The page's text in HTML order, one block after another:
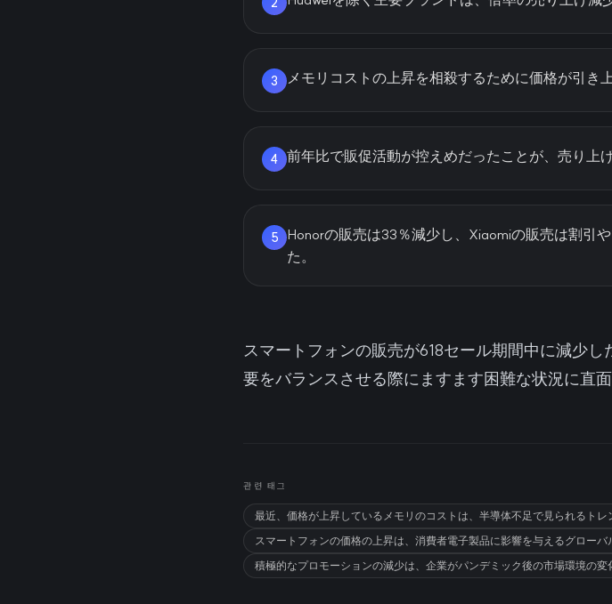
3 メモリコストの上昇を相殺するために価格が引き
4 前年比で販促活動が控えめだったことが、売り上
5
Honorの販売は33％減少し、Xiaomiの販売は割引
た。
スマートフォンの販売が618セール期間中に減少
要をバランスさせる際にますます困難な状況に直
관련 태그
最近、価格が上昇しているメモリのコストは、半導体不足で見られるト
スマートフォンの価格の上昇は、消費者電子製品に影響を与えるグローバ
積極的なプロモーションの減少は、企業がパンデミック後の市場環境の